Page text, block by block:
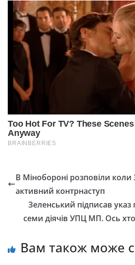
В Мінобороні розповіли коли
активний контрнаступ
Зеленський підписав указ
семи діячів УПЦ МП. Ось
Вам також може